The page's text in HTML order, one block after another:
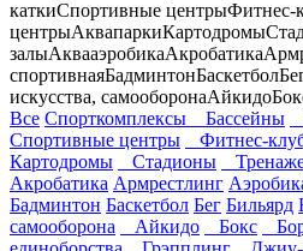
каткиСпортивные центрыФитнес-
центрыАквапаркиКартодромы
залыАквааэробикаАкробатика
спортивнаяБадминтонБаскетбол
искусства, самооборонаАйкидо
Все Спорткомплексы Бассейны
Спортивные центры
Фитнес-
Картодромы
Стадионы
Акробатика Армрестлинг
Бадминтон Баскетбол Бег Бильярд
самооборона
Айкидо Бокс